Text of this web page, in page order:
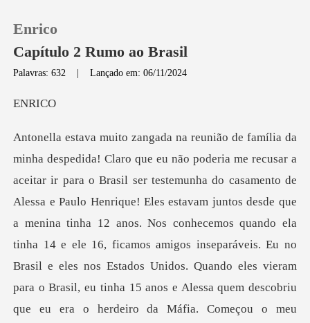
Loja
Histórico
Sair
Baixar App
Enrico
Capítulo 2 Rumo ao Brasil
Palavras: 632 |Lançado em: 06/11/2024
RI
quando ela
tinha 14 e ele 16, ficamos amigos inseparáveis. Eu no
Brasil e eles nos Estados Unidos. Quando eles vieram
para o Brasil, eu tinha 15 anos e Alessa quem descobriu
que eu era o herdeiro da Máfia. Começou o meu